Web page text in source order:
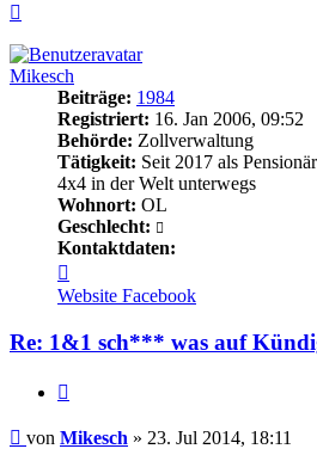
Mikesch
Beiträge: 1984
Registriert: 16. Jan 2006, 09:52
Behörde: Zollverwaltung
Tätigkeit: Seit 2017 als
4x4 in der Welt unterwegs
Wohnort: OL
Geschlecht:
Kontaktdaten:
von
Mikesch
Website Facebook
Re: 1&1 sch*** was auf
Beitrag
von Mikesch » 23. Jul 2014, 18:11